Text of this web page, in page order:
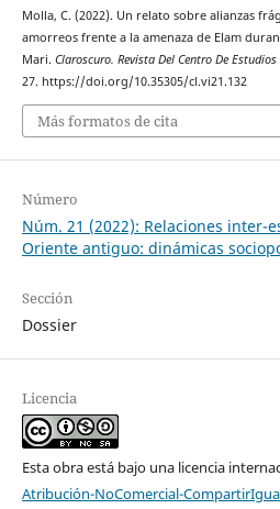
Molla, C. (2022). Un relato sobre alianzas
amorreos frente a la amenaza de Elam
Mari. Claroscuro. Revista Del Centro De
27. https://doi.org/10.35305/cl.vi21.132
Más formatos de cita
Número
Núm. 21 (2022): Relaciones inter-
Oriente antiguo: dinámicas
Sección
Dossier
Licencia
Esta obra está bajo una licencia
Atribución-NoComercial-